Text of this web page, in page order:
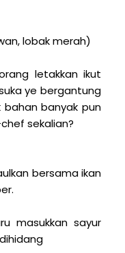
lobak merah)
letakkan ikut
ye bergantung
banyak pun
sekalian?
bersama ikan
masukkan sayur